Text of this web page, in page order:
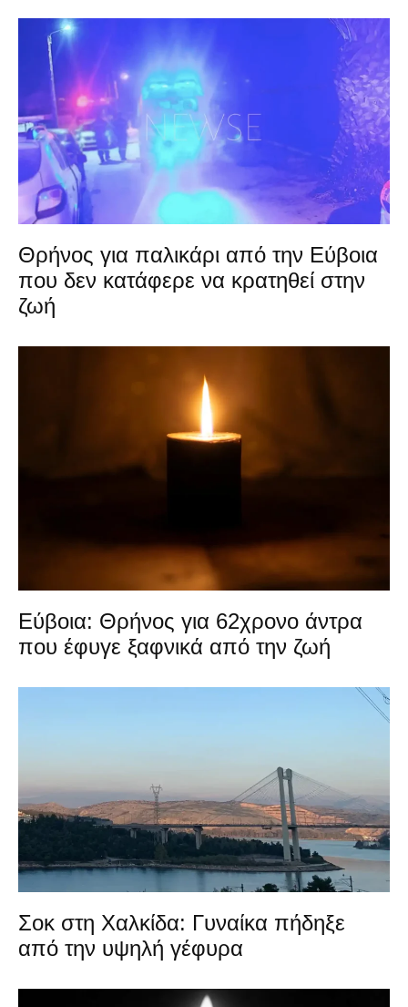
Θρήνος για παλικάρι από την Εύβοια
που δεν κατάφερε να κρατηθεί στην
ζωή
Εύβοια: Θρήνος για 62χρονο άντρα
που έφυγε ξαφνικά από την ζωή
Σοκ στη Χαλκίδα: Γυναίκα πήδηξε
από την υψηλή γέφυρα